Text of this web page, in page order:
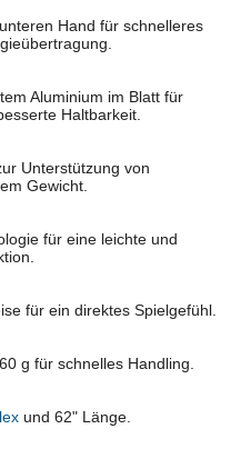
Hand für schnelleres
Aluminium im Blatt für
Haltbarkeit.
Unterstützung von
Gewicht.
für eine leichte und
für ein direktes Spielgefühl.
g für schnelles Handling.
und 62" Länge.